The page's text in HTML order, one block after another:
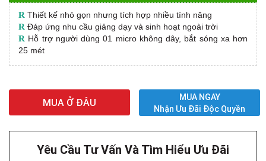
R Thiết kế nhỏ gọn nhưng tích hợp nhiều tính năng
R Đáp ứng nhu cầu giảng dạy và sinh hoạt ngoài trời
R Hỗ trợ người dùng 01 micro không dây, bắt sóng xa hơn
25 mét
MUA Ở ĐÂU
MUA NGAY
Nhận Ưu Đãi Độc Quyền
Yêu Cầu Tư Vấn Và Tìm Hiểu Ưu Đãi